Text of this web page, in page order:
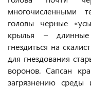
многочисленными
головы черные
крылья – длинные
гнездиться на
для гнездования
воронов. Сапсан
загрязнению среды